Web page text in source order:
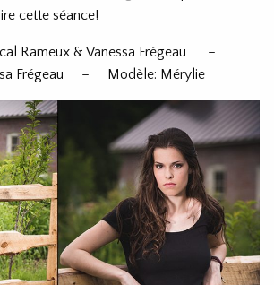
cette séance!
Rameux & Vanessa Frégeau –
Frégeau – Modèle: Mérylie